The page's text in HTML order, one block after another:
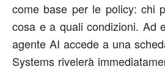
come base per le policy: chi
cosa e a quali condizioni. Ad
agente AI accede a una
Systems rivelerà